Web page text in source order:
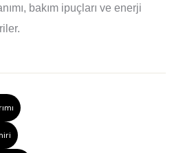
bakım ipuçları ve enerji